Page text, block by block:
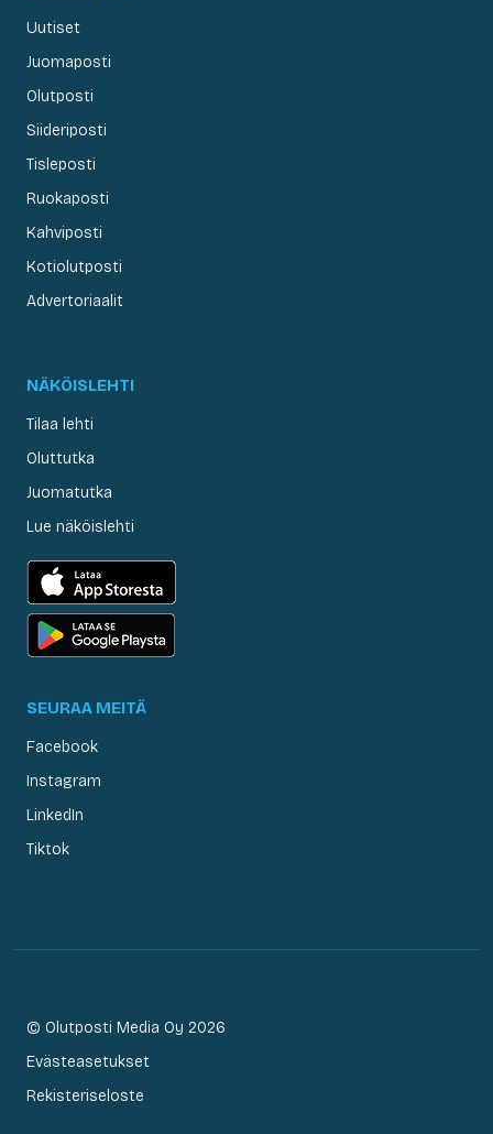
Uutiset
Juomaposti
Olutposti
Siideriposti
Tisleposti
Ruokaposti
Kahviposti
Kotiolutposti
Advertoriaalit
NÄKÖISLEHTI
Tilaa lehti
Oluttutka
Juomatutka
Lue näköislehti
SEURAA MEITÄ
Facebook
Instagram
LinkedIn
Tiktok
© Olutposti Media Oy 2026
Evästeasetukset
Rekisteriseloste